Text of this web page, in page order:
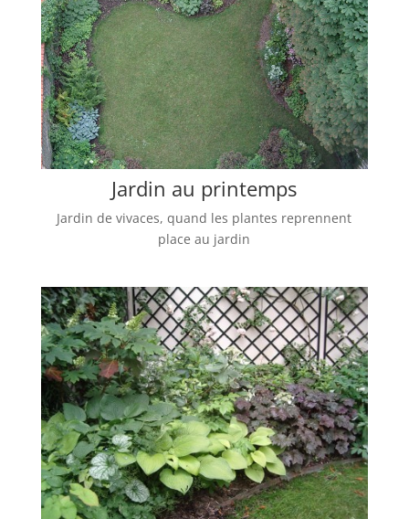
Jardin au printemps
Jardin de vivaces, quand les plantes reprennent
place au jardin